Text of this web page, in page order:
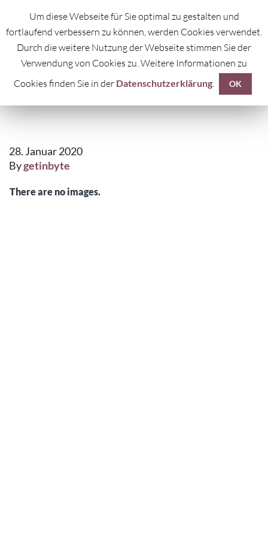
FREUNDE
28. Januar 2020
Bygetinbyte
There are no images.
Um diese Webseite für Sie optimal zu gestalten und
fortlaufend verbessern zu können, werden Cookies verwendet.
Durch die weitere Nutzung der Webseite stimmen Sie der
Verwendung von Cookies zu. Weitere Informationen zu
Cookies finden Sie in der Datenschutzerklärung. OK